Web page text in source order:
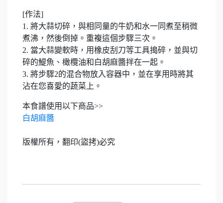
[作法]
1. 將大蒜切碎，與相同量的牛奶和水一同煮至稍微
煮沸，然後倒掉。重複這個步驟三次。
2. 當大蒜變軟時，用橡皮刮刀等工具搗碎，並與切
碎的鯷魚、橄欖油和白胡麻醬拌在一起。
3. 將步驟2的混合物放入容器中，並在享用時將其
沾在您喜愛的蔬菜上。
本食譜使用以下商品>>
白胡麻醬
版權所有，翻印(盜拷)必究